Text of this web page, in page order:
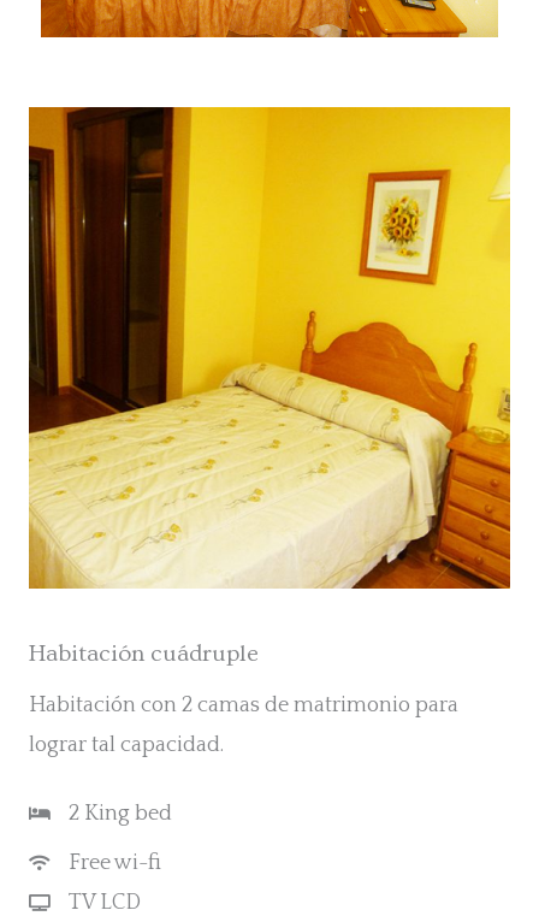
Habitación cuádruple
Habitación con 2 camas de matrimonio para
lograr tal capacidad.
2 King bed
Free wi-fi
TV LCD